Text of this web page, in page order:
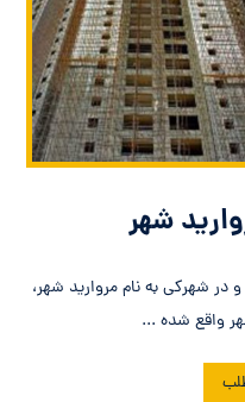
شهر
برج سپیدار مروارید شهر در منطقه ۲۲ و در شهرکی به نام مروارید شهر،
واقع شده ...